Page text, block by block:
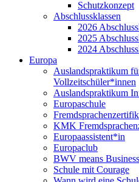
Schutzkonzept
Abschlussklassen
2026
2025
2024
Europa
Auslandspraktikum
Vollzeitschüler*innen
Auslandspraktikum
Europaschule
KMK
Europaassistent*in
Europaclub
BWV means Business
Schule mit Courage